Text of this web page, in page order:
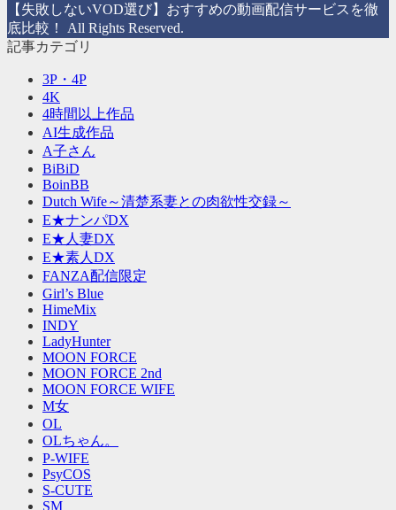
【失敗しないVOD選び】おすすめの動画配信サービスを徹
底比較！ All Rights Reserved.
記事カテゴリ
3P・4P
4K
4時間以上作品
AI生成作品
A子さん
BiBiD
BoinBB
Dutch Wife～清楚系妻との肉欲性交録～
E★ナンパDX
E★人妻DX
E★素人DX
FANZA配信限定
Girl’s Blue
HimeMix
INDY
LadyHunter
MOON FORCE
MOON FORCE 2nd
MOON FORCE WIFE
M女
OL
OLちゃん。
P-WIFE
PsyCOS
S-CUTE
SM